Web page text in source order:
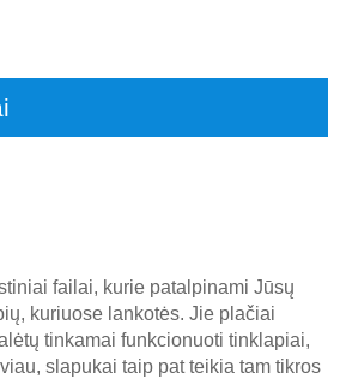
failai, kurie patalpinami Jūsų
kuriuose lankotės. Jie plačiai
tinkamai funkcionuoti tinklapiai,
slapukai taip pat teikia tam tikros